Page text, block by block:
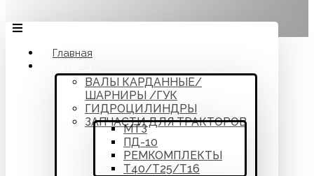
Главная
ВАЛЫ КАРДАННЫЕ/
ШАРНИРЫ /ГУК
ГИДРОЦИЛИНДРЫ
ЗАПЧАСТИ ДЛЯ ТРАКТОРОВ
МТЗ
ПД-10
РЕМКОМПЛЕКТЫ
Т40/Т25/Т16